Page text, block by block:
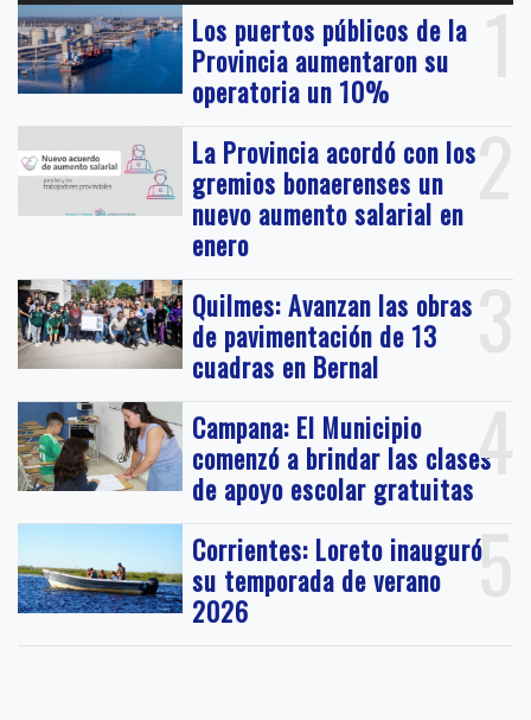
1
Los puertos públicos de la
Provincia aumentaron su
operatoria un 10%
2
La Provincia acordó con los
gremios bonaerenses un
nuevo aumento salarial en
enero
3
Quilmes: Avanzan las obras
de pavimentación de 13
cuadras en Bernal
4
Campana: El Municipio
comenzó a brindar las clases
de apoyo escolar gratuitas
5
Corrientes: Loreto inauguró
su temporada de verano
2026